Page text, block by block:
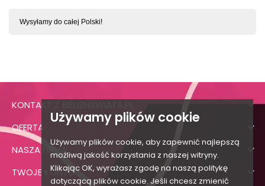
Używamy plików cookie
Używamy plików cookie, aby zapewnić najlepszą
możliwą jakość korzystania z naszej witryny.
Klikając OK, wyrażasz zgodę na naszą politykę
dotyczącą plików cookie. Jeśli chcesz zmienić
Wysyłamy do całej Polski!
KONTAKT Z BIELIZNSWIATA.PL 
OFERTA 
NASZA FIRMA 
TWOJE KONTO 